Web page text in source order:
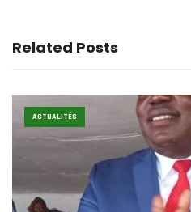
Related Posts
ACTUALITÉS